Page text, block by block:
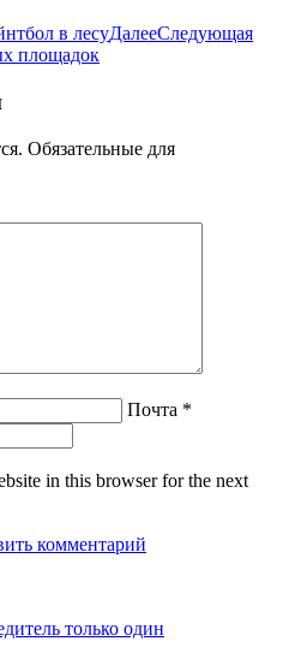
в лесуДалееСледующая
площадок
Обязательные для
Почта *
in this browser for the next
комментарий
только один